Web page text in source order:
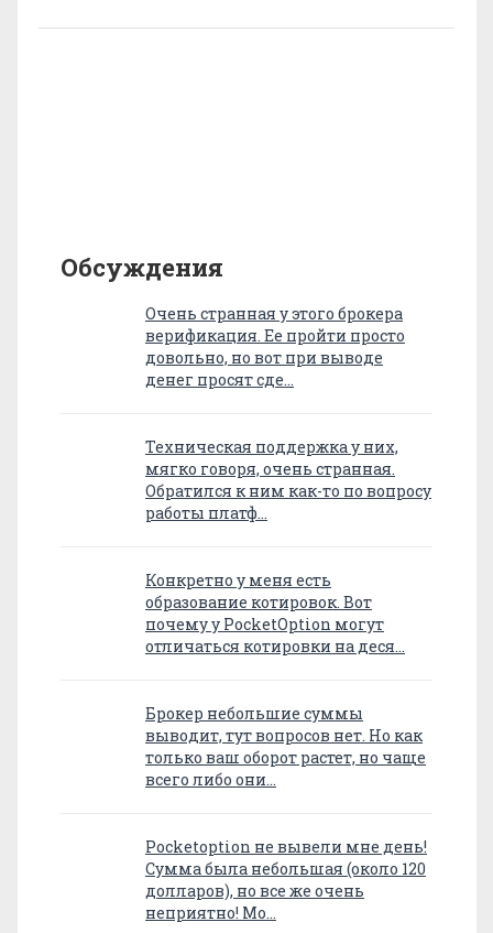
Обсуждения
Очень странная у этого брокера
верификация. Ее пройти просто
довольно, но вот при выводе
денег просят сде…
Техническая поддержка у них,
мягко говоря, очень странная.
Обратился к ним как-то по вопросу
работы платф…
Конкретно у меня есть
образование котировок. Вот
почему у PocketOption могут
отличаться котировки на деся…
Брокер небольшие суммы
выводит, тут вопросов нет. Но как
только ваш оборот растет, но чаще
всего либо они…
Pocketoption не вывели мне день!
Сумма была небольшая (около 120
долларов), но все же очень
неприятно! Мо…